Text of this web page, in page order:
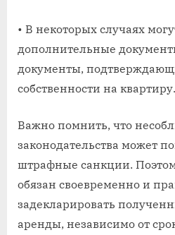
• В некоторых случаях
дополнительные
документы,
собственности на квартиру.
Важно помнить, что
законодательства может
штрафные санкции.
обязан своевременно и
задекларировать
аренды, независимо от